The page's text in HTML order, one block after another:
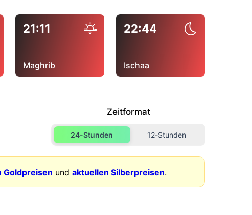
21:11
Maghrib
22:44
Ischaa
Zeitformat
24-Stunden 12-Stunden
Goldpreisen undaktuellen Silberpreisen.